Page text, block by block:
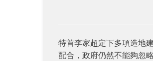
特首李家超定下多項造地
配合，政府仍然不能夠忽